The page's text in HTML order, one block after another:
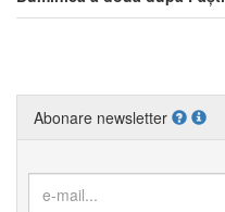
Abonare newsletter